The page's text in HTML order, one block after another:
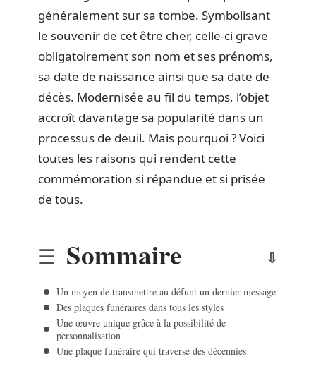
généralement sur sa tombe. Symbolisant
le souvenir de cet être cher, celle-ci grave
obligatoirement son nom et ses prénoms,
sa date de naissance ainsi que sa date de
décès. Modernisée au fil du temps, l’objet
accroît davantage sa popularité dans un
processus de deuil. Mais pourquoi ? Voici
toutes les raisons qui rendent cette
commémoration si répandue et si prisée
de tous.
Sommaire
Un moyen de transmettre au défunt un dernier message
Des plaques funéraires dans tous les styles
Une œuvre unique grâce à la possibilité de
personnalisation
Une plaque funéraire qui traverse des décennies